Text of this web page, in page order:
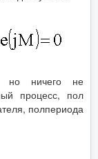
но ничего не
процесс, пол
полпериода